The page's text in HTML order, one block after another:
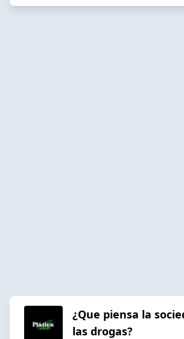
¿Que piensa la
las drogas?